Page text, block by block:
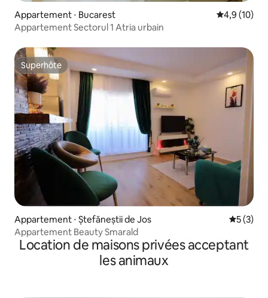
Appartement ⋅ Bucarest Évaluation
4,9 (10)
Appartement Sectorul 1 Atria urbain
Superhôte
Superhôte
Appartement ⋅ Ștefăneștii de Jos
5 (3)
Appartement Beauty Smarald
Location de maisons privées acceptant
les animaux